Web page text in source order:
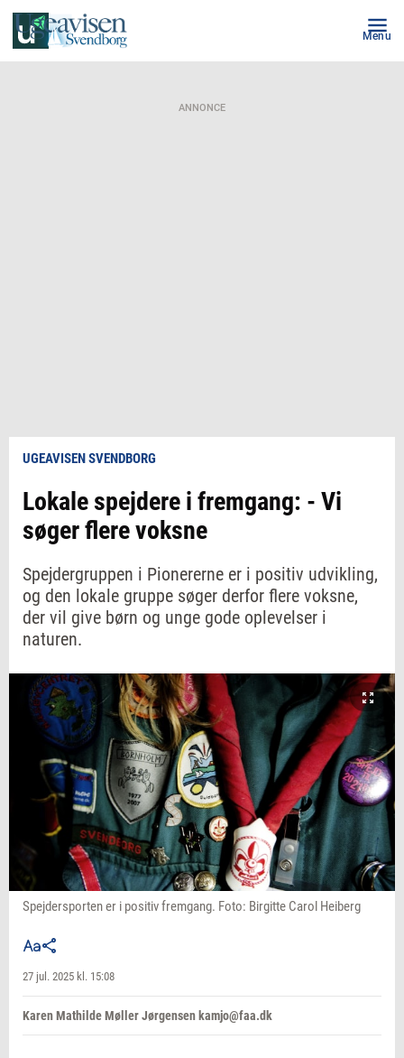
Menu
ANNONCE
UGEAVISEN SVENDBORG
Lokale spejdere i fremgang: - Vi
søger flere voksne
Spejdergruppen i Pionererne er i positiv udvikling,
og den lokale gruppe søger derfor flere voksne,
der vil give børn og unge gode oplevelser i
naturen.
Spejdersporten er i positiv fremgang. Foto: Birgitte Carol Heiberg
27 jul. 2025 kl. 15:08
Karen Mathilde Møller Jørgensen kamjo@faa.dk